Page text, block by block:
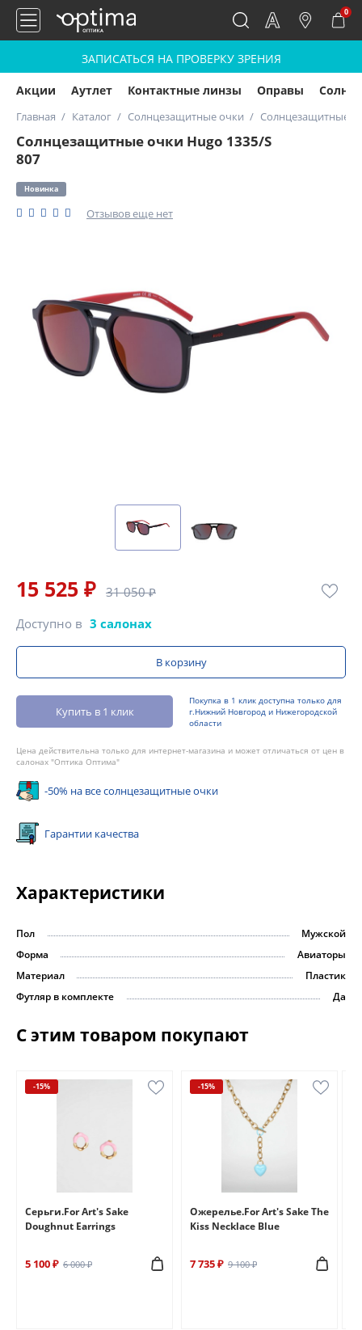
0
ЗАПИСАТЬСЯ НА ПРОВЕРКУ ЗРЕНИЯ
Акции Аутлет Контактные линзы Оправы
Главная Каталог Солнцезащитные очки Солнцезащитные
Солнцезащитные очки Hugo 1335/S
807
Новинка
Отзывов еще нет
15 525 ₽ 31 050 ₽
Доступно в 3 салонах
В корзину
Купить в 1 клик
Покупка в 1 клик доступна только для
г.Нижний Новгород и Нижегородской
области
Цена действительна только для интернет-магазина и может отличаться от цен в
салонах "Оптика Оптима"
-50% на все солнцезащитные очки
Гарантии качества
Характеристики
Пол
Мужской
Форма
Авиаторы
Материал
Пластик
Футляр в комплекте
Да
С этим товаром покупают
-15%
Серьги.For Art's Sake
Doughnut Earrings
5 100 ₽ 6 000 ₽
-15%
Ожерелье.For Art's Sake The
Kiss Necklace Blue
7 735 ₽ 9 100 ₽